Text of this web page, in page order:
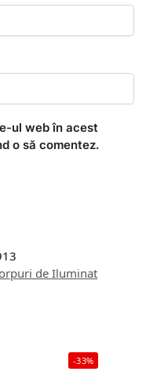
ul web în acest
o să comentez.
de Iluminat
-33%